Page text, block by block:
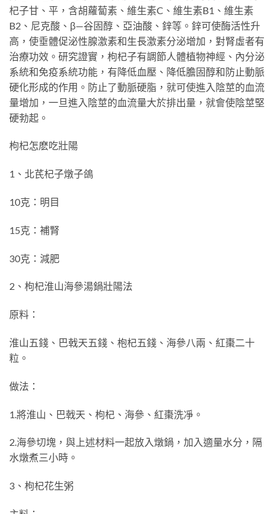
杞子甘、平，含胡蘿蔔素、維生素C、維生素B1、維生素
B2、尼克酸、β—谷固醇、亞油酸、鋅等。鋅可使酶活性升
高，使垂體促泌性腺激素和生長激素分泌增加，對腎虛者有
治療功效。研究證實，枸杞子有調節人體植物神經、內分泌
系統和免疫系統功能，有降低血壓、降低膽固醇和防止動脈
硬化形成的作用。防止了動脈硬脂，就可使進入陰莖的血流
量增加，一旦進入陰莖的血流量大於排出量，就會使陰莖堅
硬勃起。
枸杞怎麽吃壯陽
1、北芪杞子燉子鴿
10克：明目
15克：補腎
30克：減肥
2、枸杞淮山海參湯鍋壯陽法
原料：
淮山五錢、巴戟天五錢、枹杞五錢、海參八兩、紅棗二十
粒。
做法：
1.將淮山、巴戟天、枸杞、海參、紅棗洗凈。
2.海參切塊，與上述材料一起放入燉鍋，加入適量水分，隔
水燉煮三小時。
3、枸杞花生粥